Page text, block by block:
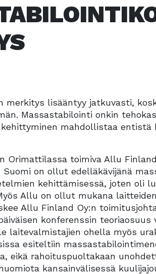
merkitys lisääntyy jatkuvasti,
Massastabilointi onkin
mahdollistaa entistä
Orimattilassa toimiva Allu
Suomi on ollut edelläkävijänä
kehittämisessä, joten oli
Allu on ollut mukana
Allu Finland Oy:n
konferenssin
laitevalmistajien ohella myös
esiteltiin
eikä rahoituspuoltakaan
kansainvälisessä